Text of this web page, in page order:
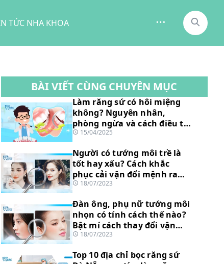
TỨC NHA KHOA
BÀI VIẾT CÙNG CHUYÊN MỤC
Làm răng sứ có hôi miệng
không? Nguyên nhân,
phòng ngừa và cách điều trị
dứt điểm
15/04/2025
Người có tướng môi trề là
tốt hay xấu? Cách khắc
phục cải vận đổi mệnh ra
sao?
18/07/2023
Đàn ông, phụ nữ tướng môi
nhọn có tính cách thế nào?
Bật mí cách thay đổi vận
mệnh
18/07/2023
Top 10 địa chỉ bọc răng sứ